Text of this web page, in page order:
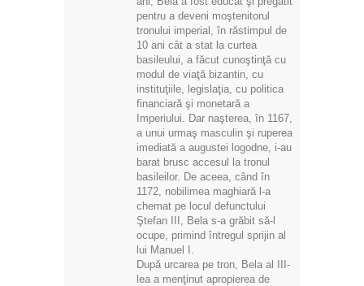
pentru a deveni moştenitorul
tronului imperial, în răstimpul de
10 ani cât a stat la curtea
basileului, a făcut cunoştinţă cu
modul de viaţă bizantin, cu
instituţiile, legislaţia, cu politica
financiară şi monetară a
Imperiului. Dar naşterea, în 1167,
a unui urmaş masculin şi ruperea
imediată a augustei logodne, i-au
barat brusc accesul la tronul
basileilor. De aceea, când în
1172, nobilimea maghiară l-a
chemat pe locul defunctului
Ştefan III, Bela s-a grăbit să-l
ocupe, primind întregul sprijin al
lui Manuel I.
După urcarea pe tron, Bela al III-
lea a menţinut apropierea de